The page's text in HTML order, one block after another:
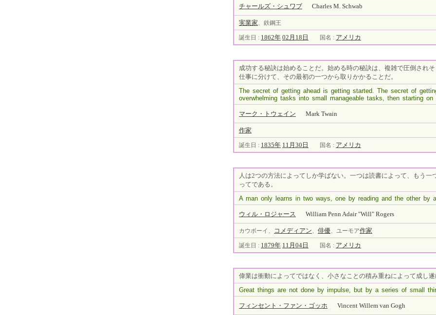
チャールズ・シュワブ Charles M. Schwab
実業家、鉄鋼王
誕生日 : 1862年 02月18日 国名 : アメリカ
成功する秘訣は始めることだ。始める時の秘訣は、複雑で圧倒され
仕事に分けて、その最初の一つから取りかかることだ。
The secret of getting ahead is getting started. The secret of
overwhelming tasks into small manageable tasks, then starting
マーク・トウェイン Mark Twain
作家
誕生日 : 1835年 11月30日 国名 : アメリカ
人は2つの方法によってしか学ばない。一つは読書によって、もう
ってである。
A man only learns in two ways, one by reading and the other by
ウィル・ロジャース William Penn Adair "Will" Rogers
カウボーイ、 コメディアン、 俳優、ユーモア作家
誕生日 : 1879年 11月04日 国名 : アメリカ
偉業は衝動によってではなく、小さなことの積み重ねによって成し
Great things are not done by impulse, but by a series of small
フィンセント・ファン・ゴッホ Vincent Willem van Gogh